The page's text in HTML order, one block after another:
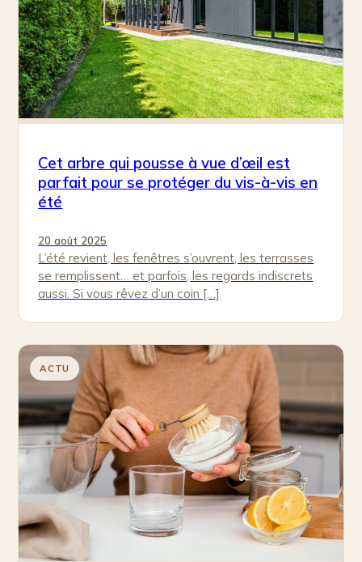
Cet arbre qui pousse à vue d’œil est
parfait pour se protéger du vis-à-vis en
été
20 août 2025
L’été revient, les fenêtres s’ouvrent, les terrasses
se remplissent… et parfois, les regards indiscrets
aussi. Si vous rêvez d’un coin […]
ACTU